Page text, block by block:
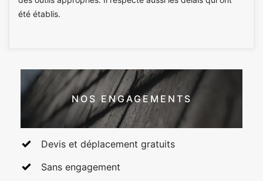
été établis.
NOS ENGAGEMENTS
Devis et déplacement gratuits
Sans engagement